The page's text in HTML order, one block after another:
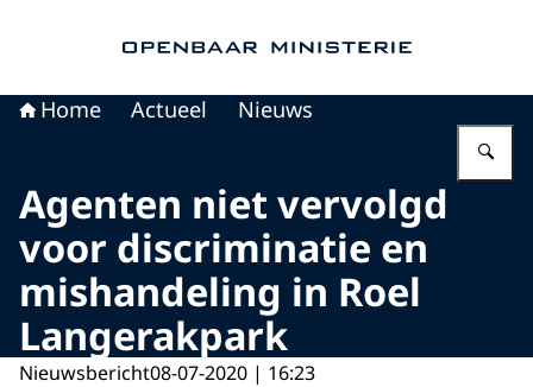
Home Actueel Nieuws
Agenten niet vervolgd
voor discriminatie en
mishandeling in Roel
Langerakpark
Nieuwsbericht08-07-2020 | 16:23